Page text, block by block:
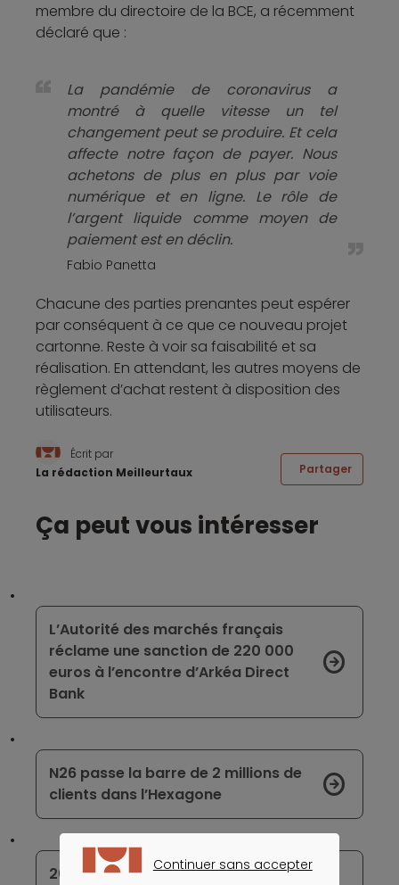
membre du directoire de la BCE, a récemment
déclaré que :
La pandémie de coronavirus a
montré à quelle vitesse un tel
changement peut se produire. Et cela
affecte notre façon de payer. Nous
achetons de plus en plus par voie
numérique et en ligne. Le rôle de
l’argent liquide comme moyen de
paiement est en déclin.
Fabio Panetta
Chacune des parties prenantes peut espérer
par conséquent à ce que ce nouveau projet
cartonne. Reste à voir sa faisabilité et sa
réalisation. En attendant, les autres moyens de
règlement d’achat restent à disposition des
utilisateurs.
Écrit par
La rédaction Meilleurtaux
Partager
Ça peut vous intéresser
L’Autorité des marchés français
réclame une sanction de 220 000
euros à l’encontre d’Arkéa Direct
Bank
N26 passe la barre de 2 millions de
clients dans l’Hexagone
200 000 clients supplémentaires
Continuer sans accepter